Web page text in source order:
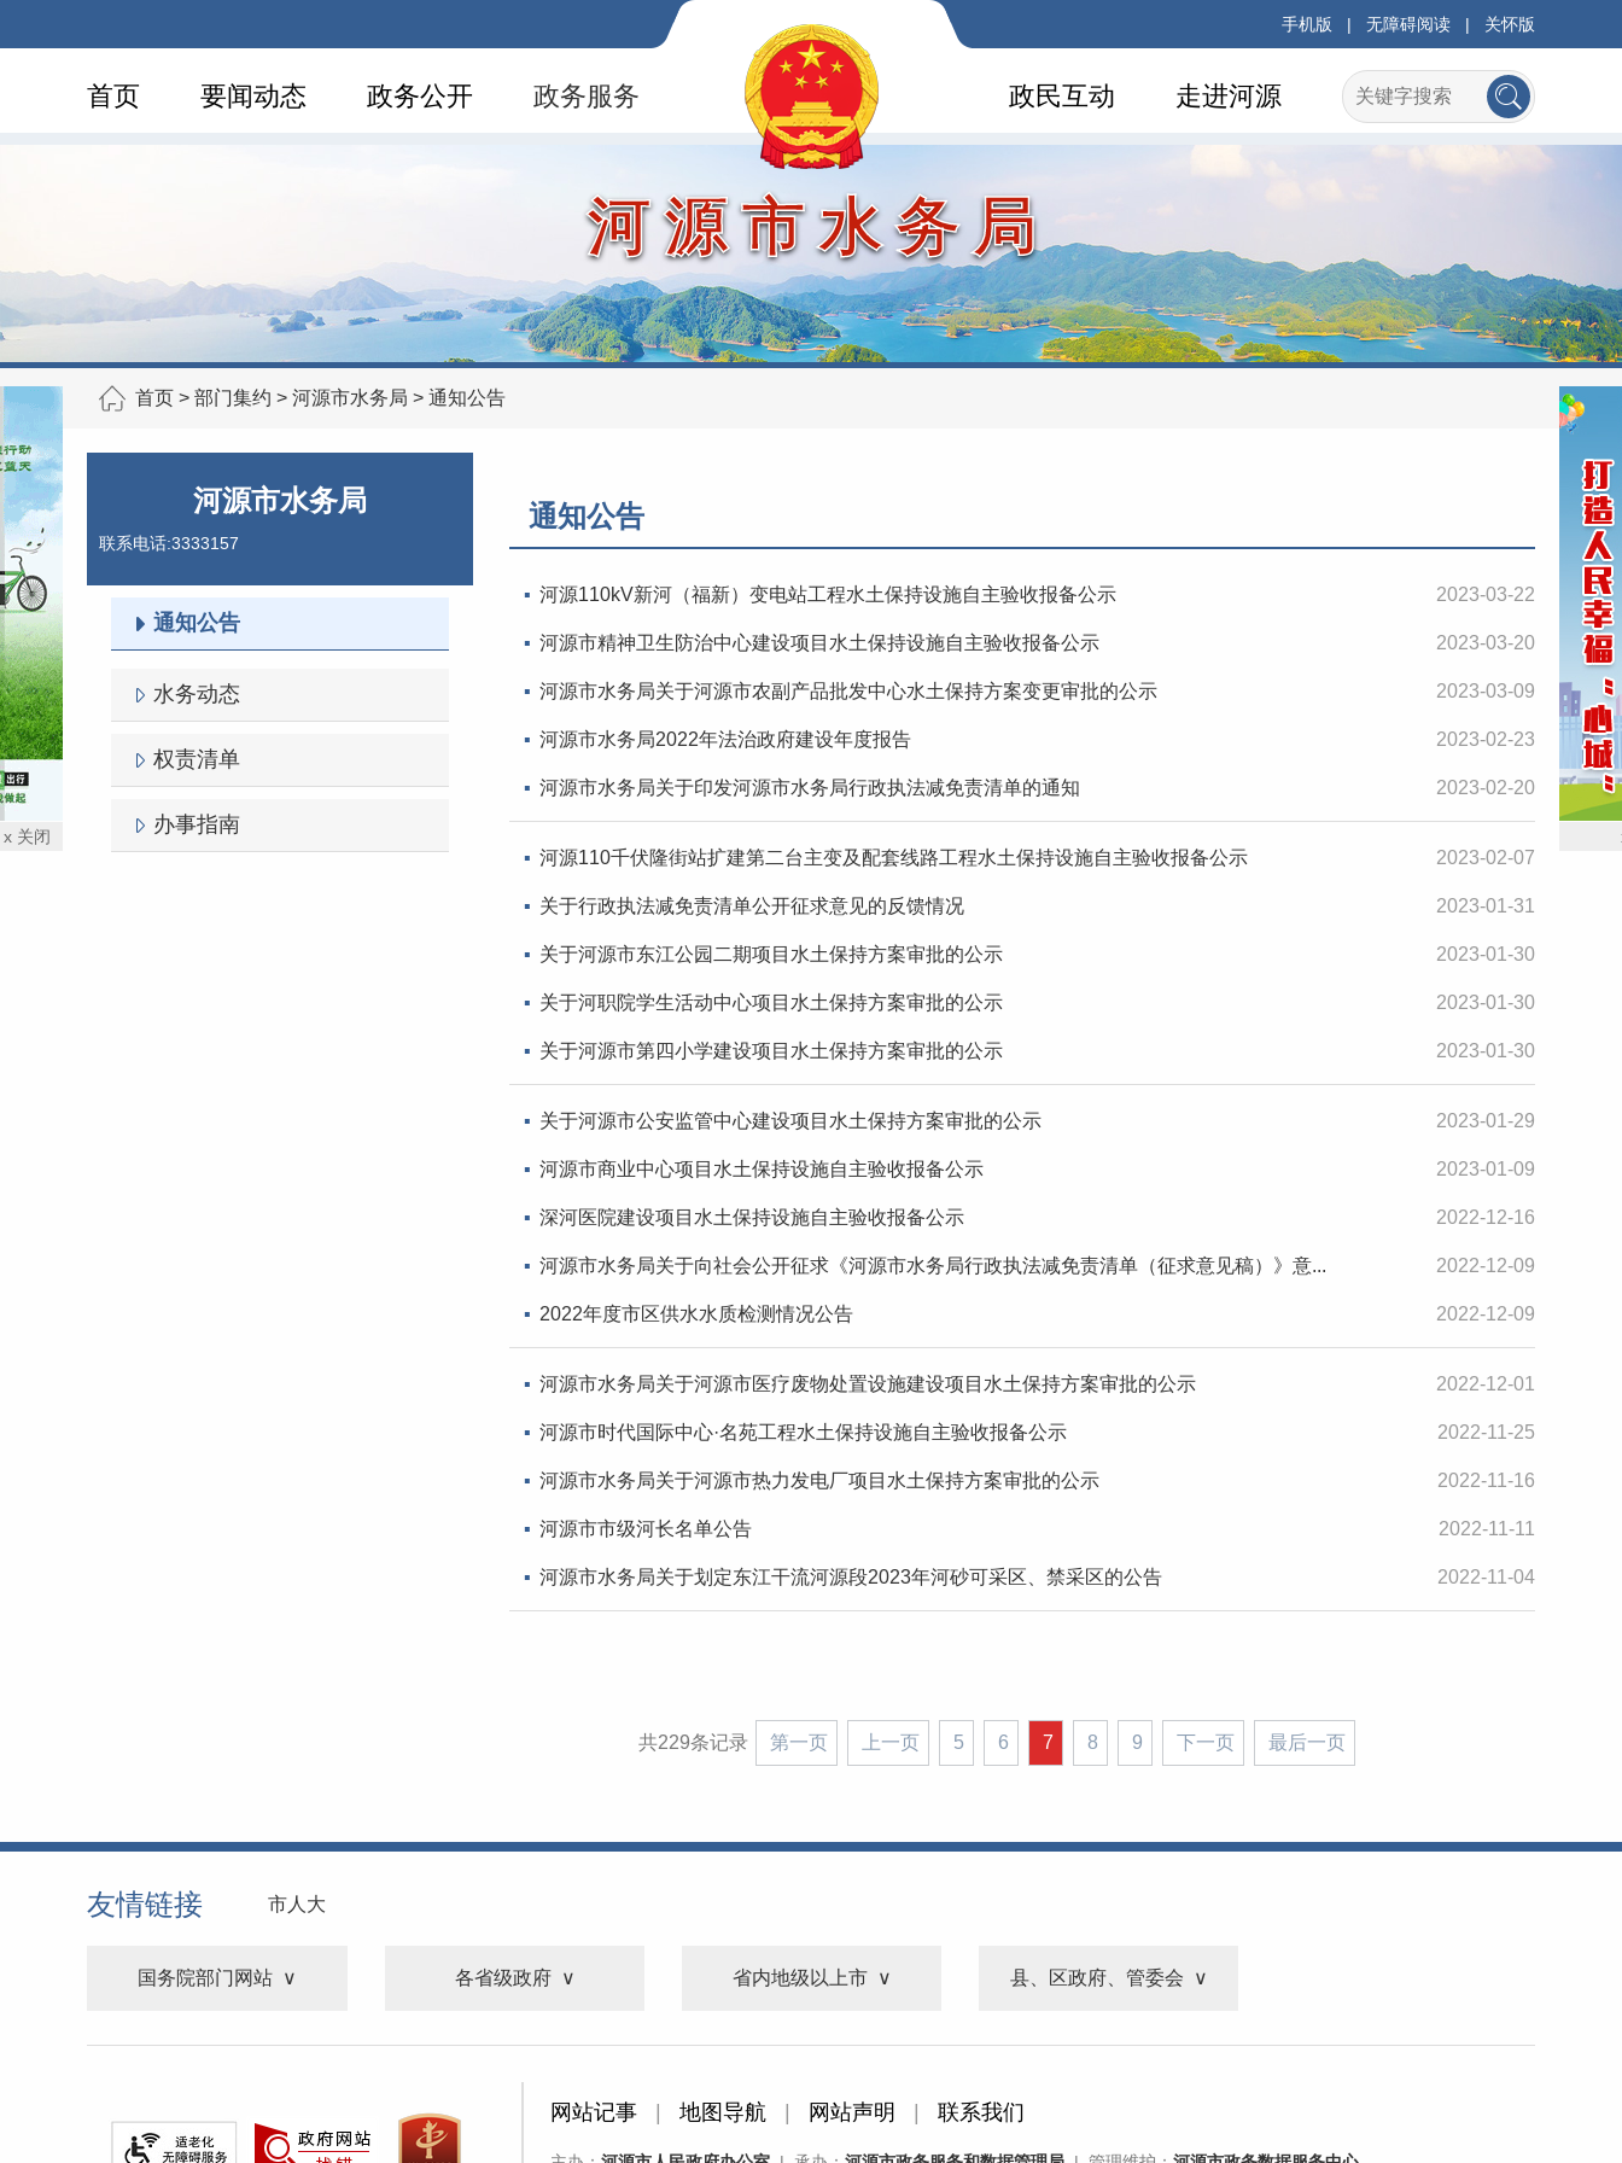
手机版 | 无障碍阅读 | 关怀版
首页 要闻动态 政务公开 政务服务 走进河源
政民互动
河源市水务局
首页 > 部门集约 > 河源市水务局 > 通知公告
河源市水务局
联系电话:3333157
通知公告
水务动态
权责清单
办事指南
通知公告
2023-03-22
河源110kV新河（福新）变电站工程水土保持设施自主验收报备公示
2023-03-20
河源市精神卫生防治中心建设项目水土保持设施自主验收报备公示
2023-03-09
河源市水务局关于河源市农副产品批发中心水土保持方案变更审批的公示
2023-02-23
河源市水务局2022年法治政府建设年度报告
2023-02-20
河源市水务局关于印发河源市水务局行政执法减免责清单的通知
2023-02-07
河源110千伏隆街站扩建第二台主变及配套线路工程水土保持设施自主验收报备公示
2023-01-31
关于行政执法减免责清单公开征求意见的反馈情况
2023-01-30
关于河源市东江公园二期项目水土保持方案审批的公示
2023-01-30
关于河职院学生活动中心项目水土保持方案审批的公示
2023-01-30
关于河源市第四小学建设项目水土保持方案审批的公示
2023-01-29
关于河源市公安监管中心建设项目水土保持方案审批的公示
2023-01-09
河源市商业中心项目水土保持设施自主验收报备公示
2022-12-16
深河医院建设项目水土保持设施自主验收报备公示
2022-12-09
河源市水务局关于向社会公开征求《河源市水务局行政执法减免责清单（征求意见稿）》意...
2022-12-09
2022年度市区供水水质检测情况公告
2022-12-01
河源市水务局关于河源市医疗废物处置设施建设项目水土保持方案审批的公示
2022-11-25
河源市时代国际中心·名苑工程水土保持设施自主验收报备公示
2022-11-16
河源市水务局关于河源市热力发电厂项目水土保持方案审批的公示
2022-11-11
河源市市级河长名单公告
2022-11-04
河源市水务局关于划定东江干流河源段2023年河砂可采区、禁采区的公告
共229条记录 第一页 上一页 5 6 7 8 9 下一页 最后一页
友情链接 市人大
国务院部门网站 各省级政府 省内地级以上市 县、区政府、管委会
网站记事 地图导航 网站声明 联系我们
x 关闭